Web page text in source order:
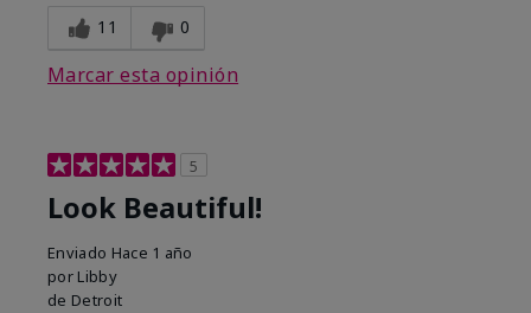
11 0
Marcar esta opinión
5
Look Beautiful!
Enviado Hace 1 año
por Libby
de Detroit